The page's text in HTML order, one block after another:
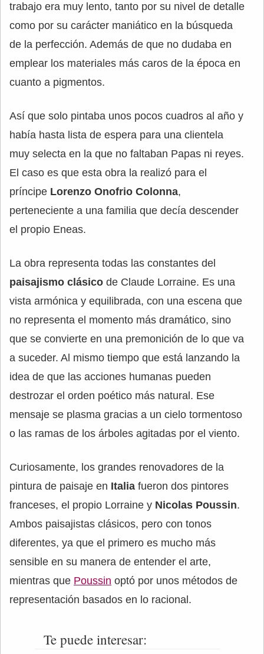
trabajo era muy lento, tanto por su nivel de detalle
como por su carácter maniático en la búsqueda
de la perfección. Además de que no dudaba en
emplear los materiales más caros de la época en
cuanto a pigmentos.
Así que solo pintaba unos pocos cuadros al año y
había hasta lista de espera para una clientela
muy selecta en la que no faltaban Papas ni reyes.
El caso es que esta obra la realizó para el
príncipe Lorenzo Onofrio Colonna,
perteneciente a una familia que decía descender
el propio Eneas.
La obra representa todas las constantes del
paisajismo clásico de Claude Lorraine. Es una
vista armónica y equilibrada, con una escena que
no representa el momento más dramático, sino
que se convierte en una premonición de lo que va
a suceder. Al mismo tiempo que está lanzando la
idea de que las acciones humanas pueden
destrozar el orden poético más natural. Ese
mensaje se plasma gracias a un cielo tormentoso
o las ramas de los árboles agitadas por el viento.
Curiosamente, los grandes renovadores de la
pintura de paisaje en Italia fueron dos pintores
franceses, el propio Lorraine y Nicolas Poussin.
Ambos paisajistas clásicos, pero con tonos
diferentes, ya que el primero es mucho más
sensible en su manera de entender el arte,
mientras que Poussin optó por unos métodos de
representación basados en lo racional.
Te puede interesar: